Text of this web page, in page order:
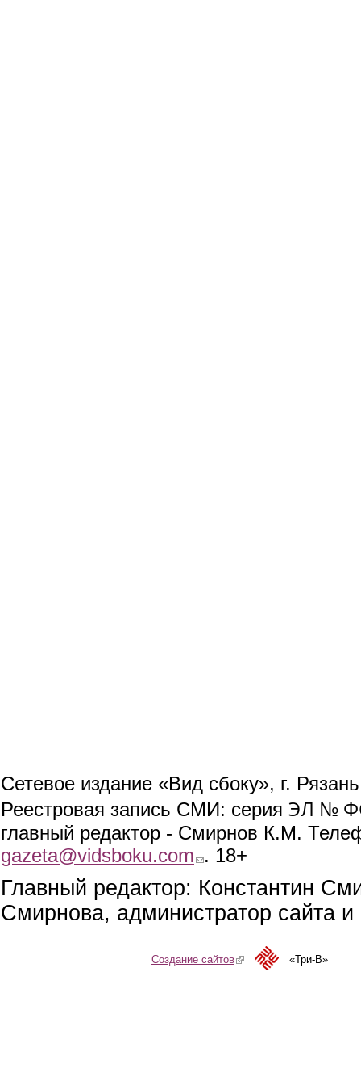
Сетевое издание «Вид сбоку», г.
Реестровая запись СМИ: серия ЭЛ №
главный редактор - Смирнов К.М.
gazeta@vidsboku.com (link sends e-mail)
. 18+
Главный редактор: Константин
Смирнова, администратор сайта
Создание сайтов(link is external)«Три-В»